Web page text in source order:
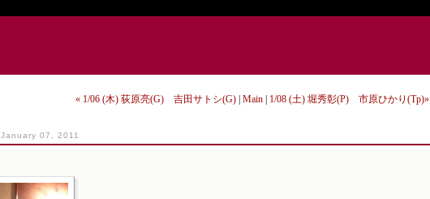
« 1/06 (木) 荻原亮(G) 吉田サトシ(G) Main 1/08 (土) 堀秀彰(P) 市原ひかり(Tp)»
January 07, 2011